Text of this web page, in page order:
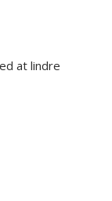
at lindre